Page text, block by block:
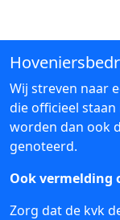
Wij streven naar
die officieel staan
worden dan ook
genoteerd.
Ook vermelding
Zorg dat de kvk